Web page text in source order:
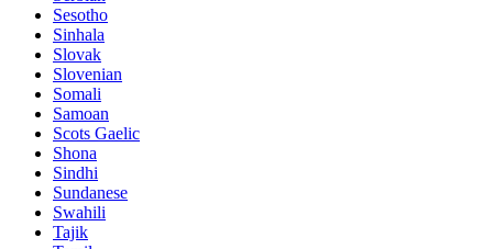
Sesotho
Sinhala
Slovak
Slovenian
Somali
Samoan
Scots Gaelic
Shona
Sindhi
Sundanese
Swahili
Tajik